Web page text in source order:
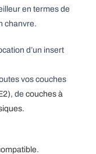
en termes de
chanvre.
d’un insert
vos couches
, decouches à
.